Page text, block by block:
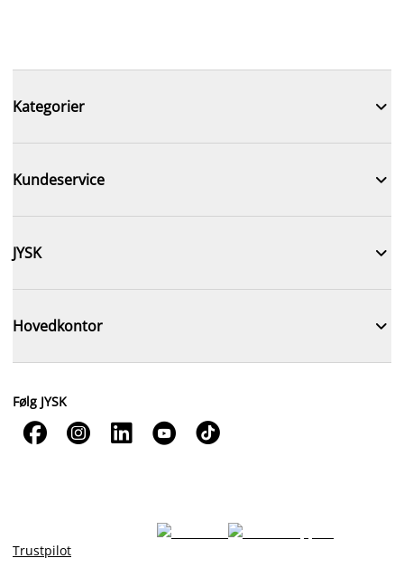
Kategorier 
Kundeservice 
JYSK 
Hovedkontor 
Følg JYSK
    
Trustpilot